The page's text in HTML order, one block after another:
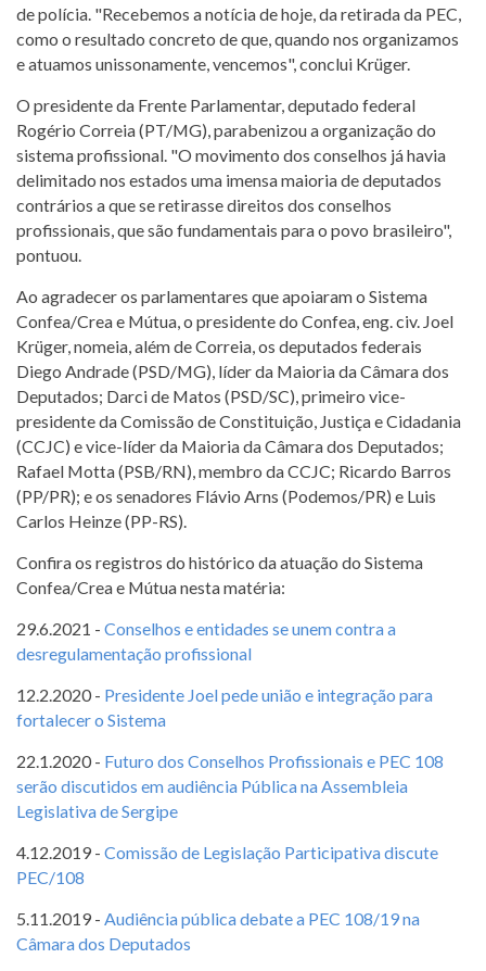
de polícia. "Recebemos a notícia de hoje, da retirada da PEC,
como o resultado concreto de que, quando nos organizamos
e atuamos unissonamente, vencemos", conclui Krüger.
O presidente da Frente Parlamentar, deputado federal
Rogério Correia (PT/MG), parabenizou a organização do
sistema profissional. "O movimento dos conselhos já havia
delimitado nos estados uma imensa maioria de deputados
contrários a que se retirasse direitos dos conselhos
profissionais, que são fundamentais para o povo brasileiro",
pontuou.
Ao agradecer os parlamentares que apoiaram o Sistema
Confea/Crea e Mútua, o presidente do Confea, eng. civ. Joel
Krüger, nomeia, além de Correia, os deputados federais
Diego Andrade (PSD/MG), líder da Maioria da Câmara dos
Deputados; Darci de Matos (PSD/SC), primeiro vice-
presidente da Comissão de Constituição, Justiça e Cidadania
(CCJC) e vice-líder da Maioria da Câmara dos Deputados;
Rafael Motta (PSB/RN), membro da CCJC; Ricardo Barros
(PP/PR); e os senadores Flávio Arns (Podemos/PR) e Luis
Carlos Heinze (PP-RS).
Confira os registros do histórico da atuação do Sistema
Confea/Crea e Mútua nesta matéria:
29.6.2021 - Conselhos e entidades se unem contra a
desregulamentação profissional
12.2.2020 - Presidente Joel pede união e integração para
fortalecer o Sistema
22.1.2020 - Futuro dos Conselhos Profissionais e PEC 108
serão discutidos em audiência Pública na Assembleia
Legislativa de Sergipe
4.12.2019 - Comissão de Legislação Participativa discute
PEC/108
5.11.2019 - Audiência pública debate a PEC 108/19 na
Câmara dos Deputados